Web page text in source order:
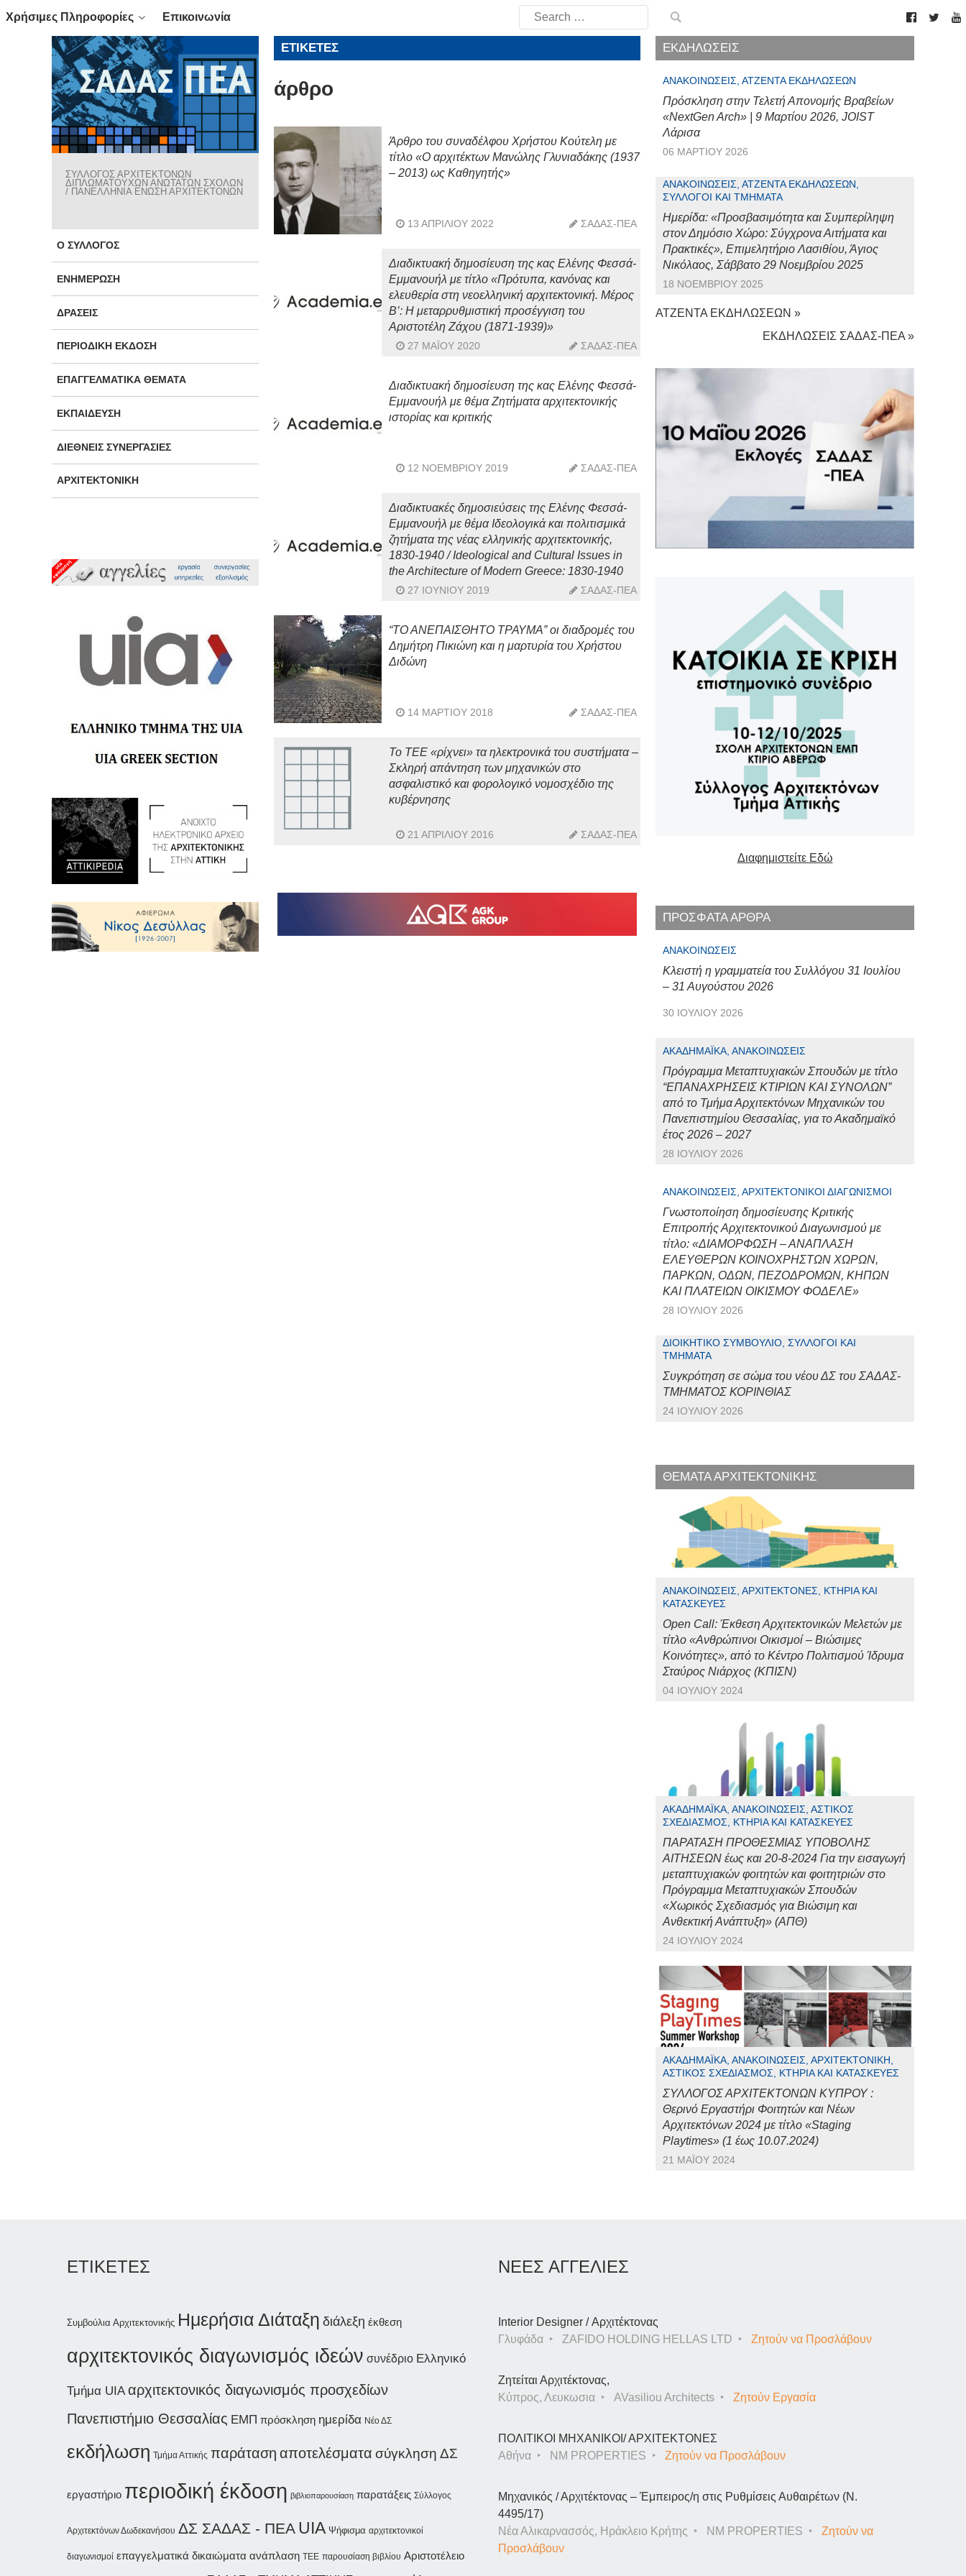
Χρήσιμες Πληροφορίες Επικοινωνία
Search
for:
ΣΥΛΛΟΓΟΣ ΑΡΧΙΤΕΚΤΟΝΩΝ
ΔΙΠΛΩΜΑΤΟΥΧΩΝ ΑΝΩΤΑΤΩΝ ΣΧΟΛΩΝ
/ ΠΑΝΕΛΛΗΝΙΑ ΕΝΩΣΗ ΑΡΧΙΤΕΚΤΟΝΩΝ
Ο ΣΎΛΛΟΓΟΣ
ΕΝΗΜΈΡΩΣΗ
ΔΡΆΣΕΙΣ
ΠΕΡΙΟΔΙΚΉ ΈΚΔΟΣΗ
ΕΠΑΓΓΕΛΜΑΤΙΚΆ ΘΈΜΑΤΑ
ΕΚΠΑΊΔΕΥΣΗ
ΔΙΕΘΝΕΊΣ ΣΥΝΕΡΓΑΣΊΕΣ
ΑΡΧΙΤΕΚΤΟΝΙΚΉ
ΕΤΙΚΈΤΕΣ
άρθρο
Άρθρο του συναδέλφου Χρήστου Κούτελη με
τίτλο «Ο αρχιτέκτων Μανώλης Γλυνιαδάκης (1937
– 2013) ως Καθηγητής»
13 ΑΠΡΙΛΊΟΥ 2022 ΣΑΔΑΣ-ΠΕΑ
Διαδικτυακή δημοσίευση της κας Ελένης Φεσσά-
Εμμανουήλ με τίτλο «Πρότυπα, κανόνας και
ελευθερία στη νεοελληνική αρχιτεκτονική. Μέρος
Β’: Η μεταρρυθμιστική προσέγγιση του
Αριστοτέλη Ζάχου (1871-1939)»
27 ΜΑΪ́ΟΥ 2020 ΣΑΔΑΣ-ΠΕΑ
Διαδικτυακή δημοσίευση της κας Ελένης Φεσσά-
Εμμανουήλ με θέμα Ζητήματα αρχιτεκτονικής
ιστορίας και κριτικής
12 ΝΟΕΜΒΡΊΟΥ 2019 ΣΑΔΑΣ-ΠΕΑ
Διαδικτυακές δημοσιεύσεις της Ελένης Φεσσά-
Εμμανουήλ με θέμα Ιδεολογικά και πολιτισμικά
ζητήματα της νέας ελληνικής αρχιτεκτονικής,
1830-1940 / Ideological and Cultural Issues in
the Architecture of Modern Greece: 1830-1940
27 ΙΟΥΝΊΟΥ 2019 ΣΑΔΑΣ-ΠΕΑ
“ΤΟ ΑΝΕΠΑΙΣΘΗΤΟ ΤΡΑΥΜΑ” οι διαδρομές του
Δημήτρη Πικιώνη και η μαρτυρία του Χρήστου
Διδώνη
14 ΜΑΡΤΊΟΥ 2018 ΣΑΔΑΣ-ΠΕΑ
Το ΤΕΕ «ρίχνει» τα ηλεκτρονικά του συστήματα –
Σκληρή απάντηση των μηχανικών στο
ασφαλιστικό και φορολογικό νομοσχέδιο της
κυβέρνησης
21 ΑΠΡΙΛΊΟΥ 2016 ΣΑΔΑΣ-ΠΕΑ
ΕΚΔΗΛΩΣΕΙΣ
ΑΝΑΚΟΙΝΏΣΕΙΣ, ΑΤΖΈΝΤΑ ΕΚΔΗΛΏΣΕΩΝ
Πρόσκληση στην Τελετή Απονομής Βραβείων
«NextGen Arch» | 9 Μαρτίου 2026, JOIST
Λάρισα
06 ΜΑΡΤΊΟΥ 2026
ΑΝΑΚΟΙΝΏΣΕΙΣ, ΑΤΖΈΝΤΑ ΕΚΔΗΛΏΣΕΩΝ,
ΣΎΛΛΟΓΟΙ ΚΑΙ ΤΜΉΜΑΤΑ
Ημερίδα: «Προσβασιμότητα και Συμπερίληψη
στον Δημόσιο Χώρο: Σύγχρονα Αιτήματα και
Πρακτικές», Επιμελητήριο Λασιθίου, Άγιος
Νικόλαος, Σάββατο 29 Νοεμβρίου 2025
18 ΝΟΕΜΒΡΊΟΥ 2025
ΑΤΖΕΝΤΑ ΕΚΔΗΛΩΣΕΩΝ »
ΕΚΔΗΛΩΣΕΙΣ ΣΑΔΑΣ-ΠΕΑ »
Διαφημιστείτε Εδώ
ΠΡΟΣΦΑΤΑ ΑΡΘΡΑ
ΑΝΑΚΟΙΝΏΣΕΙΣ
Κλειστή η γραμματεία του Συλλόγου 31 Ιουλίου
– 31 Αυγούστου 2026
30 ΙΟΥΛΊΟΥ 2026
ΑΚΑΔΗΜΑΪΚΆ, ΑΝΑΚΟΙΝΏΣΕΙΣ
Πρόγραμμα Μεταπτυχιακών Σπουδών με τίτλο
“ΕΠΑΝΑΧΡΗΣΕΙΣ ΚΤΙΡΙΩΝ ΚΑΙ ΣΥΝΟΛΩΝ”
από το Τμήμα Αρχιτεκτόνων Μηχανικών του
Πανεπιστημίου Θεσσαλίας, για το Ακαδημαϊκό
έτος 2026 – 2027
28 ΙΟΥΛΊΟΥ 2026
ΑΝΑΚΟΙΝΏΣΕΙΣ, ΑΡΧΙΤΕΚΤΟΝΙΚΟΊ ΔΙΑΓΩΝΙΣΜΟΊ
Γνωστοποίηση δημοσίευσης Κριτικής
Επιτροπής Αρχιτεκτονικού Διαγωνισμού με
τίτλο: «ΔΙΑΜΟΡΦΩΣΗ – ΑΝΑΠΛΑΣΗ
ΕΛΕΥΘΕΡΩΝ ΚΟΙΝΟΧΡΗΣΤΩΝ ΧΩΡΩΝ,
ΠΑΡΚΩΝ, ΟΔΩΝ, ΠΕΖΟΔΡΟΜΩΝ, ΚΗΠΩΝ
ΚΑΙ ΠΛΑΤΕΙΩΝ ΟΙΚΙΣΜΟΥ ΦΟΔΕΛΕ»
28 ΙΟΥΛΊΟΥ 2026
ΔΙΟΙΚΗΤΙΚΌ ΣΥΜΒΟΎΛΙΟ, ΣΎΛΛΟΓΟΙ ΚΑΙ
ΤΜΉΜΑΤΑ
Συγκρότηση σε σώμα του νέου ΔΣ του ΣΑΔΑΣ-
ΤΜΗΜΑΤΟΣ ΚΟΡΙΝΘΙΑΣ
24 ΙΟΥΛΊΟΥ 2026
ΘΕΜΑΤΑ ΑΡΧΙΤΕΚΤΟΝΙΚΗΣ
ΑΝΑΚΟΙΝΏΣΕΙΣ, ΑΡΧΙΤΈΚΤΟΝΕΣ, ΚΤΉΡΙΑ ΚΑΙ
ΚΑΤΑΣΚΕΥΈΣ
Open Call: Έκθεση Αρχιτεκτονικών Μελετών με
τίτλο «Ανθρώπινοι Οικισμοί – Βιώσιμες
Κοινότητες», από το Κέντρο Πολιτισμού Ίδρυμα
Σταύρος Νιάρχος (ΚΠΙΣΝ)
04 ΙΟΥΛΊΟΥ 2024
ΑΚΑΔΗΜΑΪΚΆ, ΑΝΑΚΟΙΝΏΣΕΙΣ, ΑΣΤΙΚΌΣ
ΣΧΕΔΙΑΣΜΌΣ, ΚΤΉΡΙΑ ΚΑΙ ΚΑΤΑΣΚΕΥΈΣ
ΠΑΡΑΤΑΣΗ ΠΡΟΘΕΣΜΙΑΣ ΥΠΟΒΟΛΗΣ
ΑΙΤΗΣΕΩΝ έως και 20-8-2024 Για την εισαγωγή
μεταπτυχιακών φοιτητών και φοιτητριών στο
Πρόγραμμα Μεταπτυχιακών Σπουδών
«Χωρικός Σχεδιασμός για Βιώσιμη και
Ανθεκτική Ανάπτυξη» (ΑΠΘ)
24 ΙΟΥΛΊΟΥ 2024
ΑΚΑΔΗΜΑΪΚΆ, ΑΝΑΚΟΙΝΏΣΕΙΣ, ΑΡΧΙΤΕΚΤΟΝΙΚΉ,
ΑΣΤΙΚΌΣ ΣΧΕΔΙΑΣΜΌΣ, ΚΤΉΡΙΑ ΚΑΙ ΚΑΤΑΣΚΕΥΈΣ
ΣΥΛΛΟΓΟΣ ΑΡΧΙΤΕΚΤΟΝΩΝ ΚΥΠΡΟΥ :
Θερινό Εργαστήρι Φοιτητών και Νέων
Αρχιτεκτόνων 2024 με τίτλο «Staging
Playtimes» (1 έως 10.07.2024)
21 ΜΑΪ́ΟΥ 2024
ΕΤΙΚΕΤΕΣ
Συμβούλια Αρχιτεκτονικής Ημερήσια Διάταξη διάλεξη έκθεση
αρχιτεκτονικός διαγωνισμός ιδεών συνέδριο Ελληνικό
Τμήμα UIA αρχιτεκτονικός διαγωνισμός προσχεδίων
Πανεπιστήμιο Θεσσαλίας ΕΜΠ πρόσκληση ημερίδα Νέο ΔΣ
εκδήλωση Τμήμα Αττικής παράταση αποτελέσματα σύγκληση ΔΣ
εργαστήριο περιοδική έκδοση βιβλιοπαρουσίαση παρατάξεις Σύλλογος
Αρχιτεκτόνων Δωδεκανήσου ΔΣ ΣΑΔΑΣ - ΠΕΑ UIA Ψήφισμα αρχιτεκτονικοί
διαγωνισμοί επαγγελματικά δικαιώματα ανάπλαση ΤΕΕ παρουσίαση βιβλίου Αριστοτέλειο
ΝΕΕΣ ΑΓΓΕΛΙΕΣ
Interior Designer / Αρχιτέκτονας
Γλυφάδα
ZAFIDO HOLDING HELLAS LTD Ζητούν να Προσλάβουν
Ζητείται Αρχιτέκτονας,
Κύπρος, Λευκωσια
AVasiliou Architects Ζητούν Εργασία
ΠΟΛΙΤΙΚΟΙ ΜΗΧΑΝΙΚΟΙ/ ΑΡΧΙΤΕΚΤΟΝΕΣ
Αθήνα
NM PROPERTIES Ζητούν να Προσλάβουν
Μηχανικός / Αρχιτέκτονας – Έμπειρος/η στις Ρυθμίσεις Αυθαιρέτων (Ν.
4495/17)
Νέα Αλικαρνασσός, Ηράκλειο Κρήτης
NM PROPERTIES
Ζητούν να
Προσλάβουν